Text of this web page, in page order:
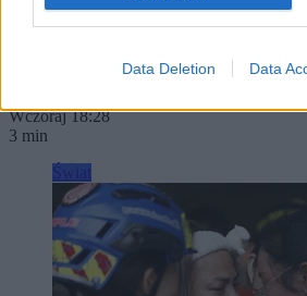
Data Deletion Data
nazwała „gdańskim muzealnikiem”.
Wczoraj 18:28
3 min